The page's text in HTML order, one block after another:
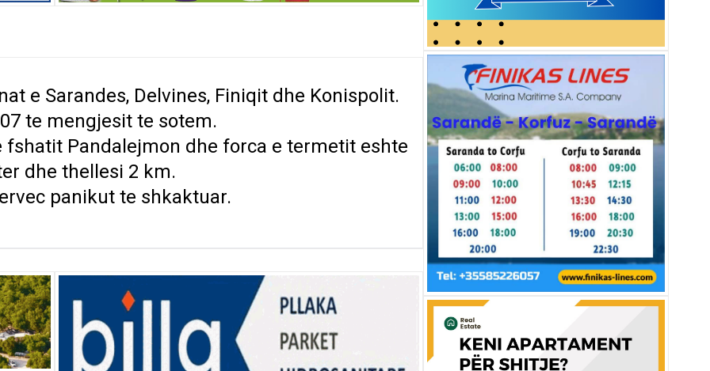
e Sarandes, Delvines, Finiqit dhe Konispolit.
te mengjesit te sotem.
Pandalejmon dhe forca e termetit eshte
dhe thellesi 2 km.
panikut te shkaktuar.